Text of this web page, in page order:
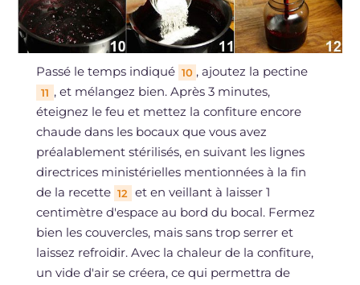
Passé le temps indiqué 10 , ajoutez la pectine
11 , et mélangez bien. Après 3 minutes,
éteignez le feu et mettez la confiture encore
chaude dans les bocaux que vous avez
préalablement stérilisés, en suivant les lignes
directrices ministérielles mentionnées à la fin
de la recette 12
et en veillant à laisser 1
centimètre d'espace au bord du bocal. Fermez
bien les couvercles, mais sans trop serrer et
laissez refroidir. Avec la chaleur de la confiture,
un vide d'air se créera, ce qui permettra de